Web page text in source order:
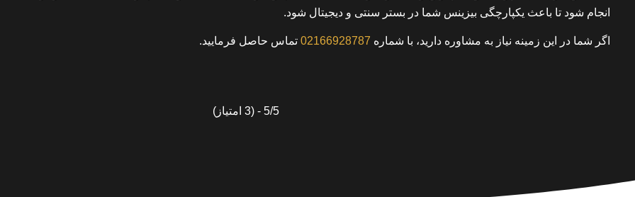
انجام شود تا باعث یکپارچگی بیزینس شما در بستر سنتی و دیجیتال شود.
اگر شما در این زمینه نیاز به مشاوره دارید، با شماره 02166928787 تماس حاصل فرمایید.
5/5 - (3 امتیاز)